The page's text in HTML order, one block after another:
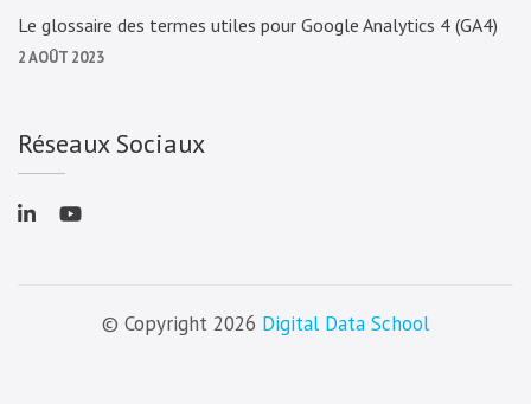
Le glossaire des termes utiles pour Google Analytics 4 (GA4)
2 AOÛT 2023
Réseaux Sociaux
© Copyright 2026 Digital Data School